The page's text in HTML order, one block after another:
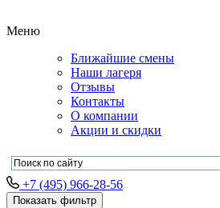
Меню
Ближайшие смены
Наши лагеря
Отзывы
Контакты
О компании
Акции и скидки
+7 (495) 966-28-56
Показать фильтр